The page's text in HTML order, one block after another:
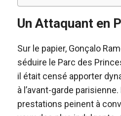
Un Attaquant en
Sur le papier, Gonçalo
séduire le Parc des
il était censé apporter
à l’avant-garde
prestations peinent à